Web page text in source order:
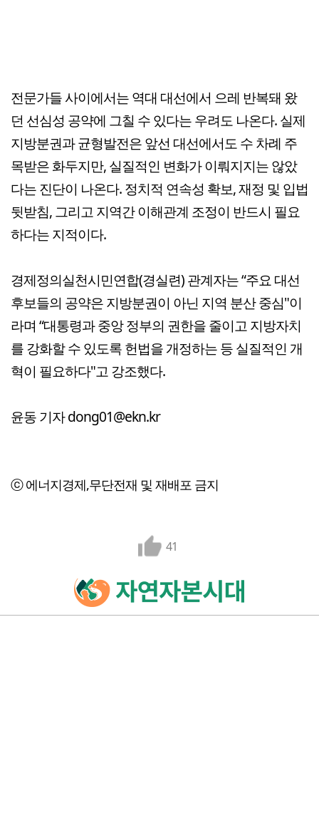
전문가들 사이에서는 역대 대선에서 으레 반복돼 왔
던 선심성 공약에 그칠 수 있다는 우려도 나온다. 실제
지방분권과 균형발전은 앞선 대선에서도 수 차례 주
목받은 화두지만, 실질적인 변화가 이뤄지지는 않았
다는 진단이 나온다. 정치적 연속성 확보, 재정 및 입법
뒷받침, 그리고 지역간 이해관계 조정이 반드시 필요
하다는 지적이다.
경제정의실천시민연합(경실련) 관계자는 “주요 대선
후보들의 공약은 지방분권이 아닌 지역 분산 중심"이
라며 “대통령과 중앙 정부의 권한을 줄이고 지방자치
를 강화할 수 있도록 헌법을 개정하는 등 실질적인 개
혁이 필요하다"고 강조했다.
윤동 기자 dong01@ekn.kr
ⓒ 에너지경제,무단전재 및 재배포 금지
41